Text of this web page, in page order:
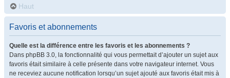
Haut
Favoris et abonnements
Quelle est la différence entre les favoris et les abonnements ?
Dans phpBB 3.0, la fonctionnalité qui vous permettait d’ajouter un sujet aux
favoris était similaire à celle présente dans votre navigateur internet. Vous
ne receviez aucune notification lorsqu’un sujet ajouté aux favoris était mis à